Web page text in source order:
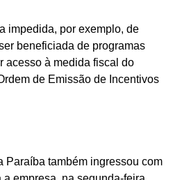
impedida, por exemplo, de
beneficiada de programas
acesso à medida fiscal do
de Emissão de Incentivos
Paraíba também ingressou com